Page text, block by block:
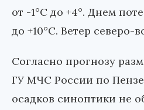
от -1°С до +4°. Днем
до +10°С. Ветер
Согласно прогнозу
ГУ МЧС России по
осадков синоптики не